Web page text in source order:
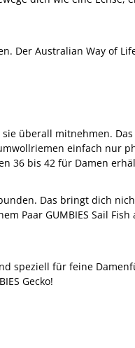
Der Australian Way of
überall mitnehmen. Das
einfach nur
36 bis 42 für Damen
Das bringt dich
Paar GUMBIES Sail
speziell für feine
Gecko!